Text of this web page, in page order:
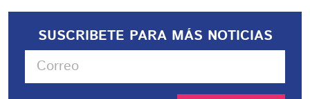
SUSCRIBETE PARA MÁS NOTICIAS